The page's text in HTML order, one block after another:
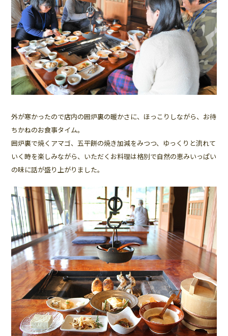
外が寒かったので店内の囲炉裏の暖かさに、ほっこりしながら、お待
ちかねのお食事タイム。
囲炉裏で焼くアマゴ、五平餅の焼き加減をみつつ、ゆっくりと流れて
いく時を楽しみながら、いただくお料理は格別で自然の恵みいっぱい
の味に話が盛り上がりました。